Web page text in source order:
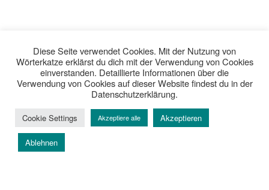
Kerstin
| 48 | Bloggerin, politisch
interessiert, Feministin,
Diese Seite verwendet Cookies. Mit der Nutzung von
Wörterkatze erklärst du dich mit der Verwendung von Cookies
einverstanden. Detaillierte Informationen über die
Verwendung von Cookies auf dieser Website findest du in der
Datenschutzerklärung.
Cookie Settings Akzeptiere alle Akzeptieren
Ablehnen